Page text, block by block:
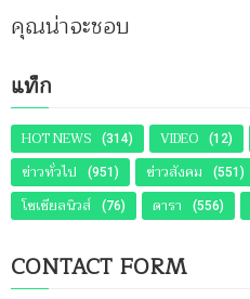
คุณน่าจะชอบ
แท็ก
HOT NEWS (314) VIDEO (12)
ข่าวทั่วไป (951) ข่าวสังคม (551)
โซเชียลนิวส์ (76) ดารา (556)
CONTACT FORM